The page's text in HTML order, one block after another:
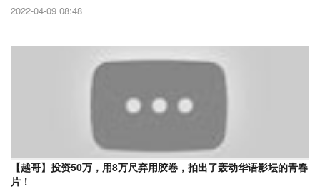
2022-04-09 08:48
【越哥】投资50万，用8万尺弃用胶卷，拍出了轰动华语影坛的青春
片！